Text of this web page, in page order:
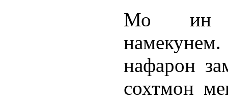
Мо ин
нафарон
сохтмон